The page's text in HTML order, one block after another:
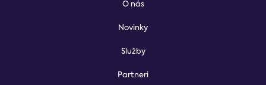
O nás
Novinky
Služby
Partneri